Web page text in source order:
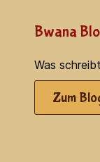
Bwana
Was
Zum